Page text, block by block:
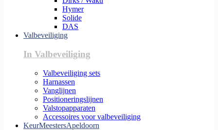
Hymer
Solide
DAS
Valbeveiliging
In Valbeveiliging
Valbeveiliging sets
Harnassen
Vanglijnen
Positioneringslijnen
Valstopapparaten
Accessoires voor valbeveiliging
KeurMeestersApeldoorn